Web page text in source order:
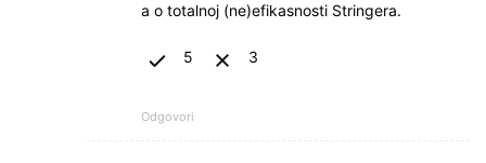
a o totalnoj (ne)efikasnosti Stringera.
5 3
Odgovori